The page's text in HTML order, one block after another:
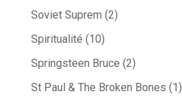
Soviet Suprem (2)
Spiritualité (10)
Springsteen Bruce (2)
St Paul & The Broken Bones (1)